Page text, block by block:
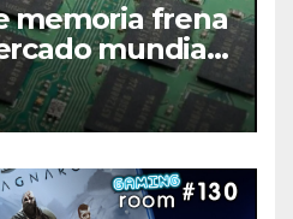
memoria frena
mundial